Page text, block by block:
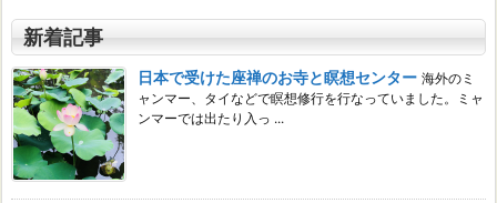
新着記事
日本で受けた座禅のお寺と瞑想センター 海外のミ
ャンマー、タイなどで瞑想修行を行なっていました。ミャ
ンマーでは出たり入っ ...